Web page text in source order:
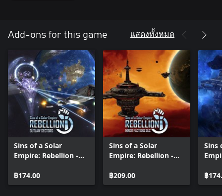
Add-ons for this game แสดงทั้งหมด
Sins of a Solar
Empire: Rebellion -
฿174.00
Sins of a Solar
Empire: Rebellion -
฿209.00
Sins
฿